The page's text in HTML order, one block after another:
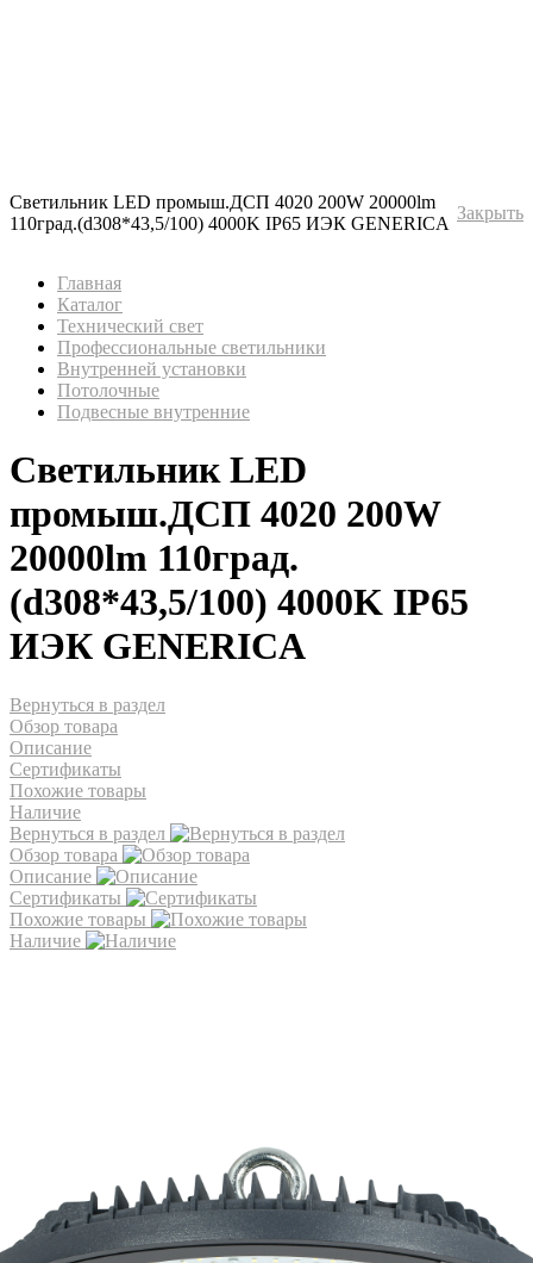
Светильник LED промыш.ДСП 4020 200W 20000lm
110град.(d308*43,5/100) 4000K IP65 ИЭК GENERICA
Закрыть
Главная
Каталог
Технический свет
Профессиональные светильники
Внутренней установки
Потолочные
Подвесные внутренние
Светильник LED
промыш.ДСП 4020 200W
20000lm 110град.
(d308*43,5/100) 4000K IP65
ИЭК GENERICA
Вернуться в раздел
Обзор товара
Описание
Сертификаты
Похожие товары
Наличие
Вернуться в раздел
Обзор товара
Описание
Сертификаты
Похожие товары
Наличие